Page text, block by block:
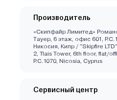
Производитель
«Скипфайр Лимитед»
Тауер, 6 этаж, офис 601,
Никосия, Кипр / "Skipfire
2, Tlais Tower, 6th floor, flat/
P.C.1070, Nicosia, Cyprus
Сервисный центр